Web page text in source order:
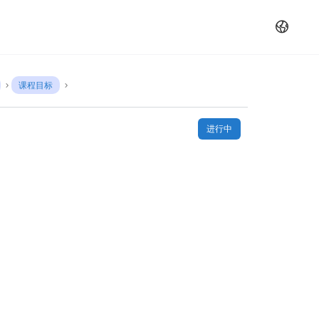
课程目标
进行中